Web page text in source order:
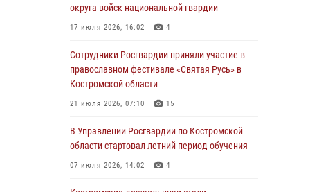
30 июля 2026, 10:39 9
«Единых государственных услуг» для
получения услуг по линии Росгвардии
29 июля 2026, 06:26
участие в богослужении в честь князя
Владимира в Костроме
28 июля 2026, 06:14 2
Более пятидесяти поступивших сигналов
округа войск национальной гвардии
17 июля 2026, 16:02 4
Сотрудники Росгвардии приняли участие в
православном фестивале «Святая Русь» в
Костромской области
21 июля 2026, 07:10 15
В Управлении Росгвардии по Костромской
области стартовал летний период обучения
07 июля 2026, 14:02 4